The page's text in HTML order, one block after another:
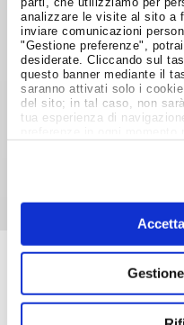
analizzare le visite al sito a
inviare comunicazioni
"Gestione preferenze",
desiderate. Cliccando sul
questo banner mediante il
saranno attivati solo i
del sito; in tal caso, non
tua esperienza di
timbro
Per partecipare e
QUI.
MAGAZINE